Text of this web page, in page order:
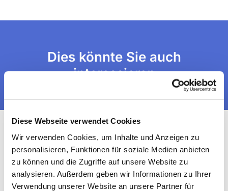
Diese Webseite verwendet Cookies
Wir verwenden Cookies, um Inhalte und Anzeigen zu
personalisieren, Funktionen für soziale Medien anbieten
zu können und die Zugriffe auf unsere Website zu
analysieren. Außerdem geben wir Informationen zu Ihrer
Verwendung unserer Website an unsere Partner für
Dies könnte Sie auch
interessieren